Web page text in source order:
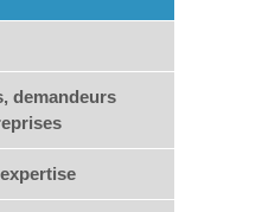
demandeurs